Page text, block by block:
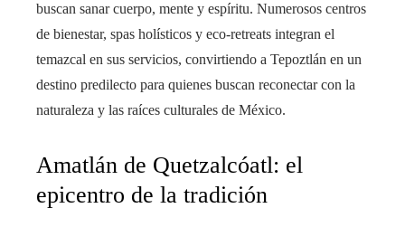
buscan sanar cuerpo, mente y espíritu. Numerosos centros
de bienestar, spas holísticos y eco-retreats integran el
temazcal en sus servicios, convirtiendo a Tepoztlán en un
destino predilecto para quienes buscan reconectar con la
naturaleza y las raíces culturales de México.
Amatlán de Quetzalcóatl: el
epicentro de la tradición